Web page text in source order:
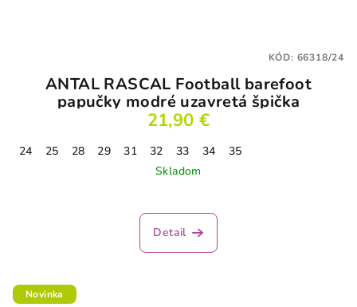
ANTAL RASCAL Football barefoot
papučky modré uzavretá špička
21,90 €
24 25 28 29 31 32 33 34
35
Skladom
Detail
KÓD: 66318/24
Novinka